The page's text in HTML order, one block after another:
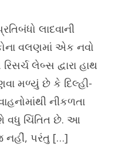
લાદવાની
વલણમાં એક નવો
લેબ્સ દ્વારા હાથ
મળ્યું છે કે દિલ્હી-
નીકળતા
વધુ ચિંતિત છે. આ
નહીં, પરંતુ […]